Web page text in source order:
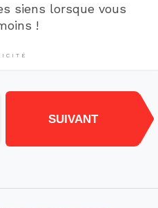
siens lorsque vous
!
SUIVANT